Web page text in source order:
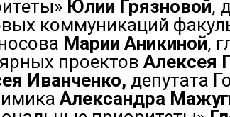
Юлии Грязновой,
коммуникаций
Марии Аникиной,
проектовАлексея
Иванченко, депутата
Александра